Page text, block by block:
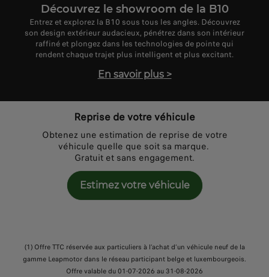
Découvrez le showroom de la B10
Entrez et explorez la B10 sous tous les angles. Découvrez
son design extérieur audacieux, pénétrez dans son intérieur
raffiné et plongez dans les technologies de pointe qui
rendent chaque trajet plus intelligent et plus excitant.
En savoir plus>
Reprise de votre véhicule
Obtenez une estimation de reprise de votre
véhicule quelle que soit sa marque.
Gratuit et sans engagement.
Estimez votre véhicule
(1) Offre TTC réservée aux particuliers à l’achat d’un véhicule neuf de la
gamme Leapmotor dans le réseau participant belge et luxembourgeois.
Offre valable du 01-07-2026 au 31-08-2026